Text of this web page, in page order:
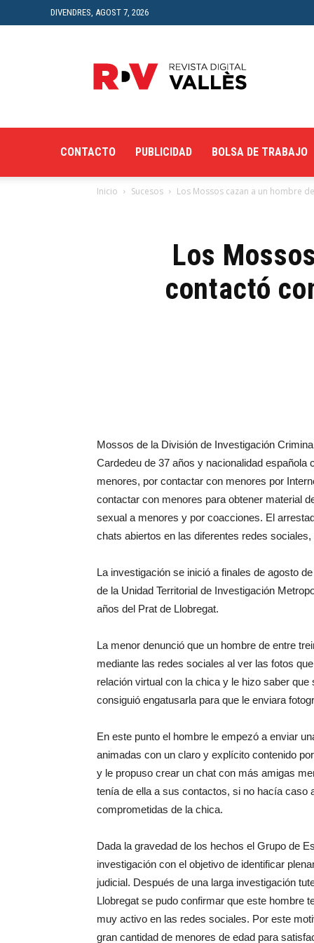
DIVENDRES, AGOST 7, 2026
Digital
del
CONTACTO PUBLICIDAD BOLSA DE TRABAJO
Inicio Sucesos Los Mossos cazan a un hombre
Los
contactó
Mossos de la División de Investigación
Cardedeu de 37 años y nacionalidad
menores, por contactar con menores por
contactar con menores para obtener material
sexual a menores y por coacciones. El
chats abiertos en las diferentes redes
La investigación se inició a finales de agosto
de la Unidad Territorial de Investigación
años del Prat de Llobregat.
La menor denunció que un hombre de entre
mediante las redes sociales al ver las fotos
relación virtual con la chica y le hizo saber
consiguió engatusarla para que le enviara
En este punto el hombre le empezó a enviar
animadas con un claro y explícito contenido
y le propuso crear un chat con más amigas
tenía de ella a sus contactos, si no hacía caso
comprometidas de la chica.
Dada la gravedad de los hechos el Grupo de
investigación con el objetivo de identificar
judicial. Después de una larga investigación
Llobregat se pudo confirmar que este hombre
muy activo en las redes sociales. Por este
gran cantidad de menores de edad para